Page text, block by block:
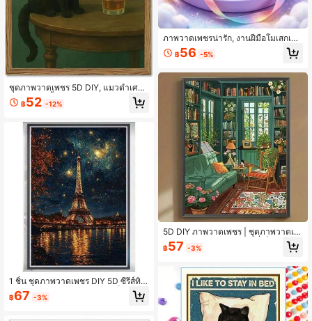
ชุดภาพวาดเพชร 5D DIY, แมวดำเศร้า
และแก้ววิสกี้บนโต๊ะไม้, สไตล์ศิลปะวินเ
ทจ, ภาพวาดตกแต่งทำด้วยมือ, ไม่มีกร
฿52 -12%
1 ชิ้น ชุดภาพวาดเพชร DIY 5D ซีรีส์ทิว
ทัศน์ ลายหอไอเฟล พระจันทร์เต็มดวง ชุ
ดศิลปะเพชรเต็มวง ตกแต่งผนังบ้าน ขอ
฿67 -3%
ภาพวาดเพชรน่ารัก, งานฝีมือโมเสกเพช
รสำหรับผู้ใหญ่, ผลิตภัณฑ์ภาพวาดเพช
รเต็มวงกลม. บรรเทาความเครียดและจั
ะตกแต่งโต๊ะอาหาร, ชุดทำมือ, ดีไซน์บ้
านที่เป็นเอกลักษณ์
฿56 -5%
5D DIY ภาพวาดเพชร | ชุดภาพวาดเพ
ชรพืชและห้อง ห้องทำงานที่เต็มไปด้วย
สีเขียว ชุดงานฝีมือโมเสกเจาะเต็ม ภาพ
ดเพชรของขวัญ โฟกัสและผ่อนคลายผ่า
น DIY
฿57 -3%